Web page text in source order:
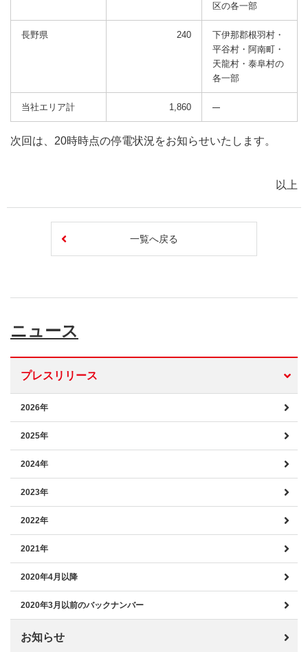
区の各一部
長野県 240
下伊那郡根羽村・
平谷村・阿南町・
天龍村・泰阜村の
各一部
当社エリア計 1,860
次回は、20時時点の停電状況をお知らせいたします。
以上
一覧へ戻る
ニュース
プレスリリース
2026年
2025年
2024年
2023年
2022年
2021年
2020年4月以降
2020年3月以前のバックナンバー
お知らせ